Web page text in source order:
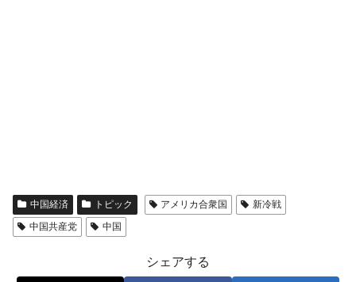
中国経済 トピック アメリカ合衆国
新冷戦
中国共産党
中国
シェアする